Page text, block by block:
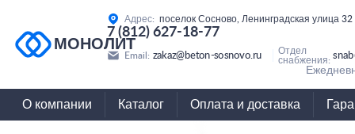
МОНОЛИТ
Адрес: поселок Сосново, Ленинградская улица 32
7 (812) 627-18-77
Email: zakaz@beton-sosnovo.ru
Отдел
снабжения:
О компании Каталог Оплата и доставка